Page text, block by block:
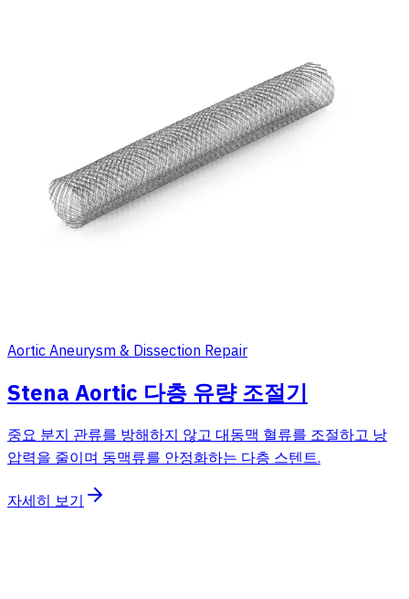
Aortic Aneurysm & Dissection Repair
Stena Aortic 다층 유량 조절기
중요 분지 관류를 방해하지 않고 대동맥 혈류를 조절하고 낭
압력을 줄이며 동맥류를 안정화하는 다층 스텐트.
자세히 보기